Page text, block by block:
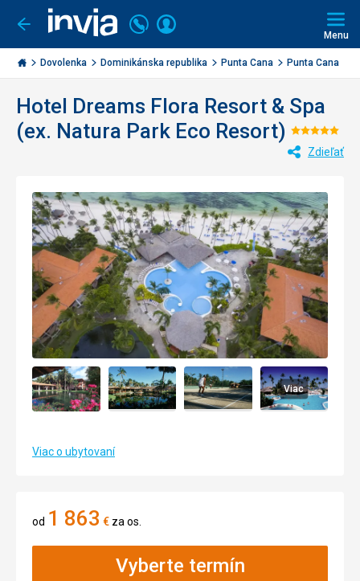
Ísť
späť
Invia.sk
Volajte
+421
2
3221
Prihlásiť
Menu
Dovolenka Dominikánska republika Punta Cana Punta Cana
Hotel Dreams Flora Resort & Spa
(ex. Natura Park Eco Resort)
5/5Zdieľať
Viac
Viac o ubytovaní
od 1 863 € za os.
Vyberte termín